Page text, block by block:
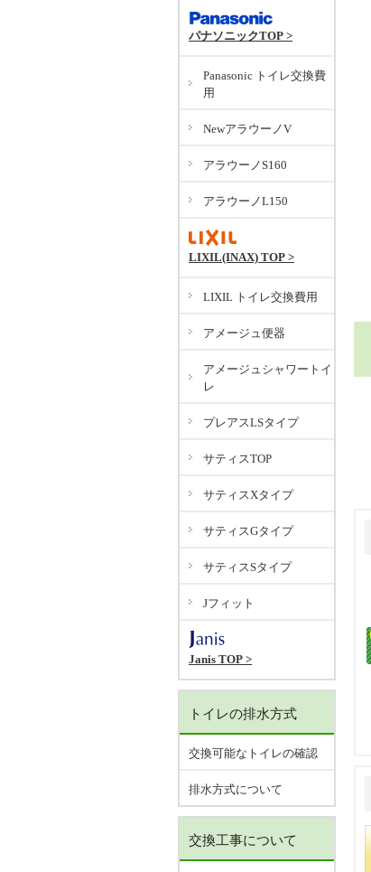
パナソニックTOP >
Panasonic トイレ交換費
用
NewアラウーノV
アラウーノS160
アラウーノL150
LIXIL(INAX) TOP >
LIXIL トイレ交換費用
アメージュ便器
アメージュシャワートイ
レ
プレアスLSタイプ
サティスTOP
サティスXタイプ
サティスGタイプ
サティスSタイプ
Jフィット
Janis TOP >
トイレの排水方式
交換可能なトイレの確認
排水方式について
交換工事について